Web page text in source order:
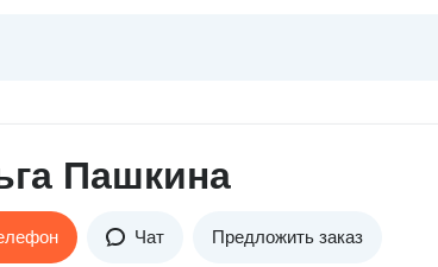
Пашкина
Чат Предложить заказ